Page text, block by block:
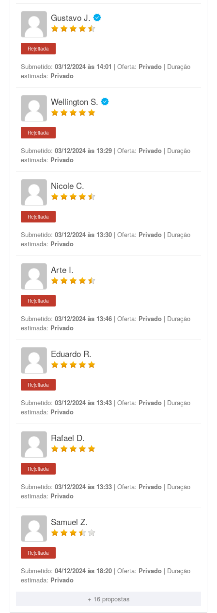
Gustavo J.
Rejeitada
Submetido: 03/12/2024 às 14:01 | Oferta: Privado | Duração
estimada: Privado
Wellington S.
Rejeitada
Submetido: 03/12/2024 às 13:29 | Oferta: Privado | Duração
estimada: Privado
Nicole C.
Rejeitada
Submetido: 03/12/2024 às 13:30 | Oferta: Privado | Duração
estimada: Privado
Arte I.
Rejeitada
Submetido: 03/12/2024 às 13:46 | Oferta: Privado | Duração
estimada: Privado
Eduardo R.
Rejeitada
Submetido: 03/12/2024 às 13:43 | Oferta: Privado | Duração
estimada: Privado
Rafael D.
Rejeitada
Submetido: 03/12/2024 às 13:33 | Oferta: Privado | Duração
estimada: Privado
Samuel Z.
Rejeitada
Submetido: 04/12/2024 às 18:20 | Oferta: Privado | Duração
estimada: Privado
+ 16 propostas